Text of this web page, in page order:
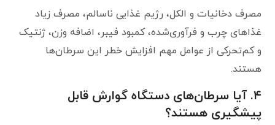
مصرف دخانیات و الکل، رژیم غذایی ناسالم، مصرف زیاد
غذاهای چرب و فرآوری‌شده، کمبود فیبر، اضافه وزن، ژنتیک
و کم‌تحرکی از عوامل مهم افزایش خطر این سرطان‌ها
هستند.
۴. آیا سرطان‌های دستگاه گوارش قابل
پیشگیری هستند؟